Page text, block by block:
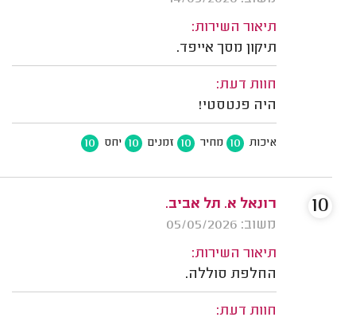
תיאור השירות:
תיקון מסך אייפד.
חוות דעת:
היה פנטסטי!
איכות 10 מחיר 10 זמנים 10 יחס 10
רונאל א. תל אביב.
משוב: 05/05/2026
תיאור השירות:
החלפת סוללה.
חוות דעת:
10